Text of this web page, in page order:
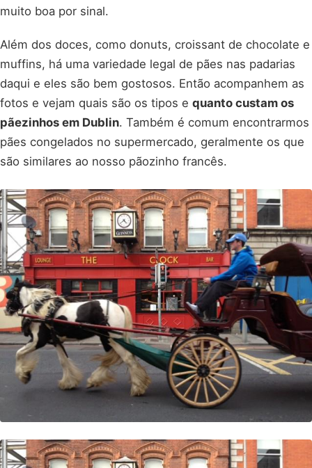
muito boa por sinal.
Além dos doces, como donuts, croissant de chocolate e
muffins, há uma variedade legal de pães nas padarias
daqui e eles são bem gostosos. Então acompanhem as
fotos e vejam quais são os tipos e quanto custam os
pãezinhos em Dublin. Também é comum encontrarmos
pães congelados no supermercado, geralmente os que
são similares ao nosso pãozinho francês.